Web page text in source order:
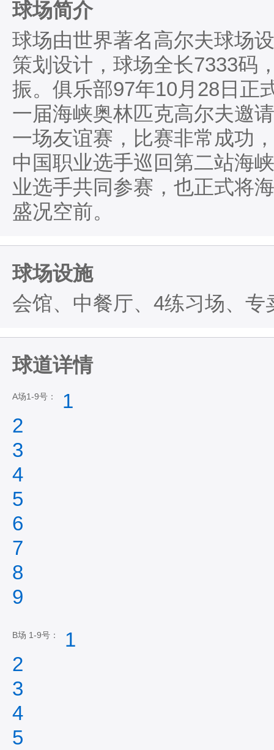
球场简介
球场由世界著名高尔夫球场
策划设计，球场全长7333码
振。俱乐部97年10月28日正
一届海峡奥林匹克高尔夫邀
一场友谊赛，比赛非常成功
中国职业选手巡回第二站海
业选手共同参赛，也正式将
盛况空前。
球场设施
会馆、中餐厅、4练习场、
球道详情
A场1-9号：
1
2
3
4
5
6
7
8
9
B场 1-9号：
1
2
3
4
5